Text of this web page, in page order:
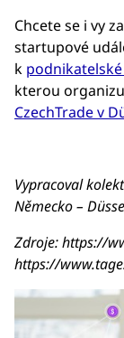
Chcete se i vy
startupové
k
kterou
CzechTrade v
Vypracoval
Německo –
Zdroje: https://
https://